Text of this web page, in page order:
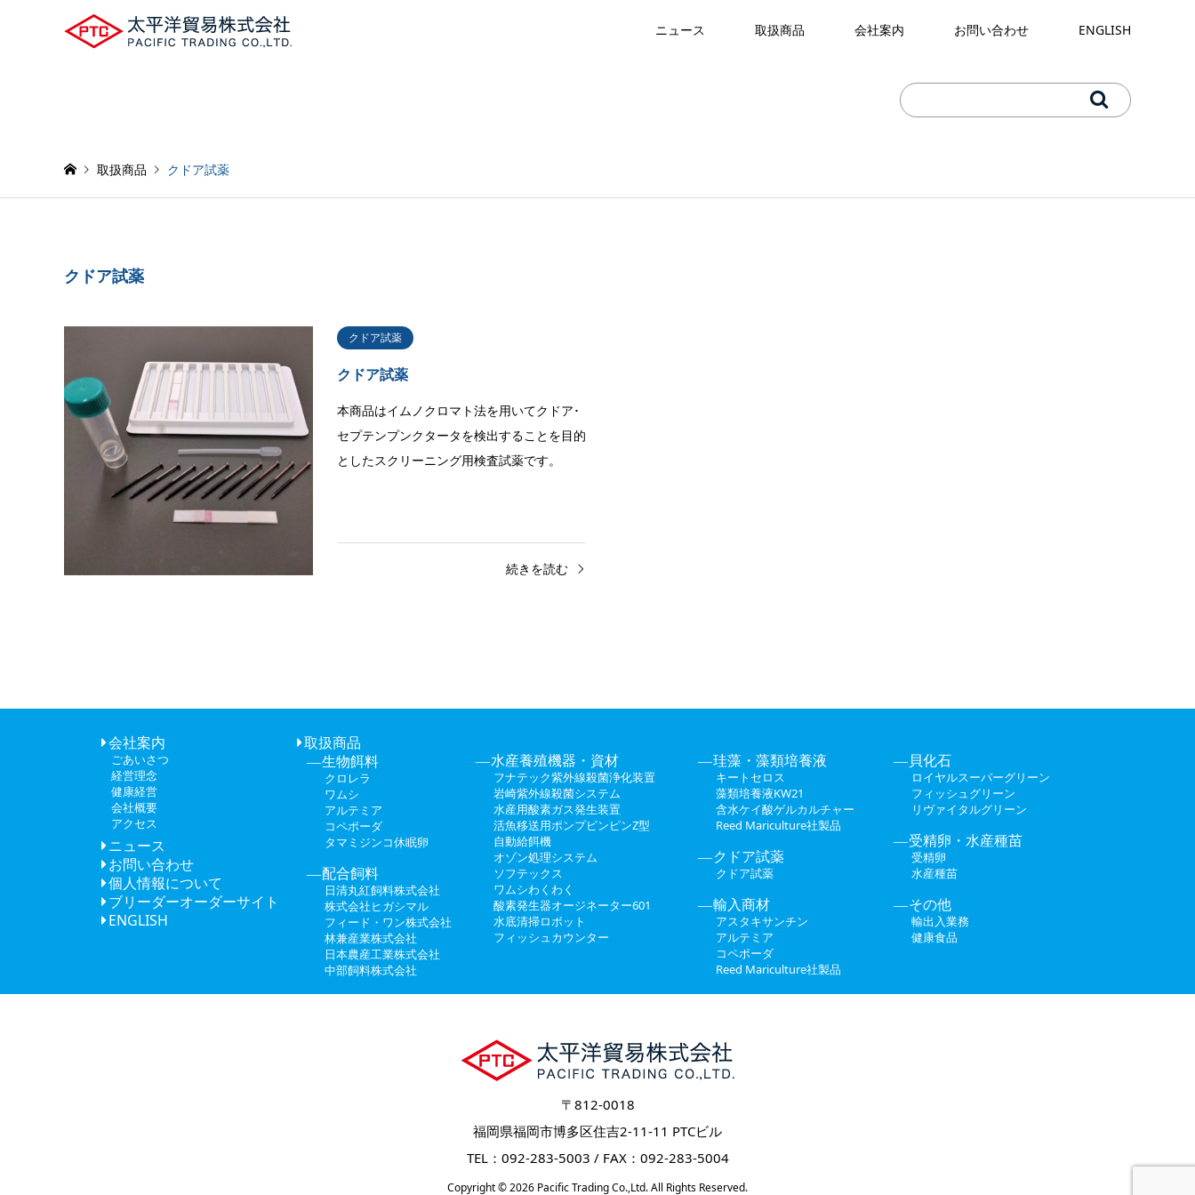
ニュース 取扱商品 会社案内 お問い合わせ ENGLISH
取扱商品 クドア試薬
クドア試薬
クドア試薬
クドア試薬
本商品はイムノクロマト法を用いてクドア･
セプテンプンクタータを検出することを目的
としたスクリーニング用検査試薬です。
続きを読む
会社案内
ごあいさつ
経営理念
健康経営
会社概要
アクセス
ニュース
お問い合わせ
個人情報について
ブリーダーオーダーサイト
ENGLISH
取扱商品
生物餌料
クロレラ
ワムシ
アルテミア
コペポーダ
タマミジンコ休眠卵
配合飼料
日清丸紅飼料株式会社
株式会社ヒガシマル
フィード・ワン株式会社
林兼産業株式会社
日本農産工業株式会社
中部飼料株式会社
水産養殖機器・資材
フナテック紫外線殺菌浄化装置
岩崎紫外線殺菌システム
水産用酸素ガス発生装置
活魚移送用ポンプピンピンZ型
自動給餌機
オゾン処理システム
ソフテックス
ワムシわくわく
酸素発生器オージネーター601
水底清掃ロボット
フィッシュカウンター
珪藻・藻類培養液
キートセロス
藻類培養液KW21
含水ケイ酸ゲルカルチャー
Reed Mariculture社製品
クドア試薬
クドア試薬
輸入商材
アスタキサンチン
アルテミア
コペポーダ
Reed Mariculture社製品
貝化石
ロイヤルスーパーグリーン
フィッシュグリーン
リヴァイタルグリーン
受精卵・水産種苗
受精卵
水産種苗
その他
輸出入業務
健康食品
〒812-0018
福岡県福岡市博多区住吉2-11-11 PTCビル
TEL：092-283-5003 / FAX：092-283-5004
Copyright© 2026 Pacific Trading Co.,Ltd.All Rights Reserved.